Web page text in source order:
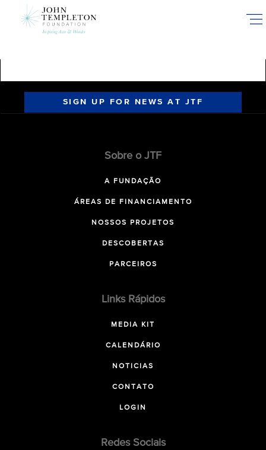
SIGN UP FOR NEWS AT JTF
Sobre o JTF
A FUNDAÇÃO
ÁREAS DE FINANCIAMENTO
NOSSOS PROJETOS
DESCOBERTAS
PARCEIROS
Links Rápidos
MEDIA KIT
CALENDÁRIO
NOTICIAS
CONTATO
LOGIN
Redes Sociais